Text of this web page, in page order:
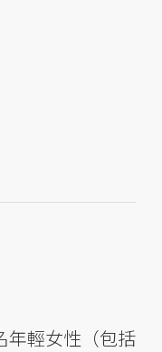
年輕女性（包括